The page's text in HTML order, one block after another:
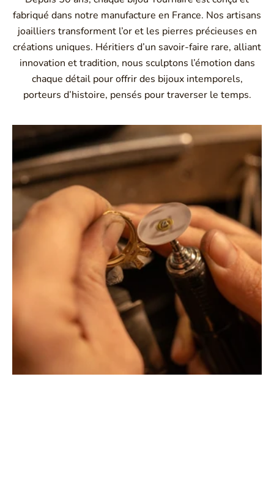
fabriqué dans notre manufacture en France. Nos artisans
joailliers transforment l’or et les pierres précieuses en
créations uniques. Héritiers d’un savoir-faire rare, alliant
innovation et tradition, nous sculptons l’émotion dans
chaque détail pour offrir des bijoux intemporels,
porteurs d’histoire, pensés pour traverser le temps.
Montbrison, Lyon, Paris
Philippe & mathieu tournaire
Créateurs joailliers, révolutionnent les codes de la
joaillerie traditionnelle en y apportant des formes et des
couleurs hors du commun. Au delà des modes, la
Maison Tournaire a forgé son style de caractère et
d'élévation en puisant dans ses voyages ainsi que ses
différentes rencontres.
La Maison Tournaire qui a ouvert ses portes en 1984 à
Montbrison, en France, propose aujourd'hui ces bijoux